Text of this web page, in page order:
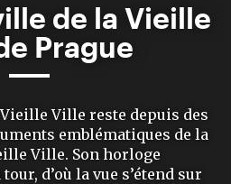
de la Vieille
Prague
Ville reste depuis des
emblématiques de la
Ville. Son horloge
d’où la vue s’étend sur